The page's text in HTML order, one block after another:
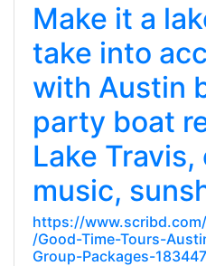
Make it a
take into
with Austin
party boat
Lake
music,
https://
/Good-Time-Tours-
Group-Packages-183447